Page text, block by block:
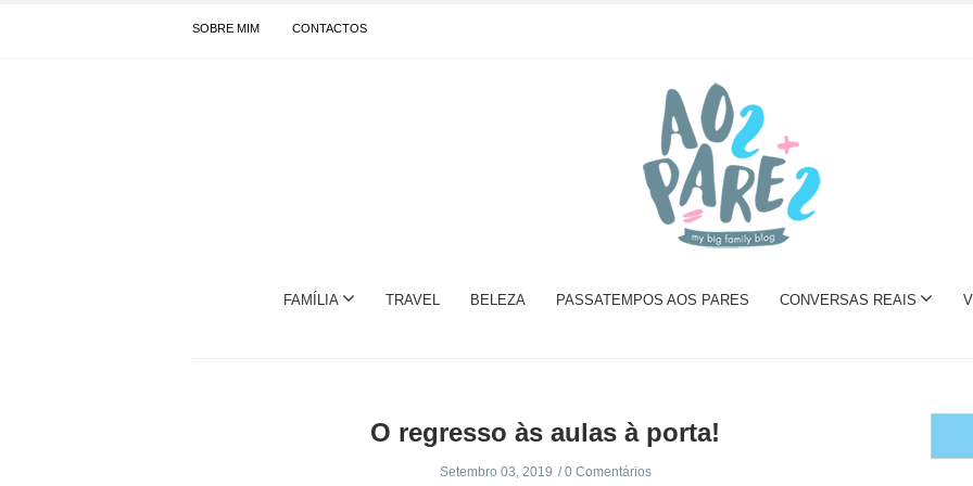
SOBRE MIM CONTACTOS
FAMÍLIA TRAVEL BELEZA PASSATEMPOS AOS PARES CONVERSAS REAIS
O regresso às aulas à porta!
Setembro 03, 2019 0 Comentários